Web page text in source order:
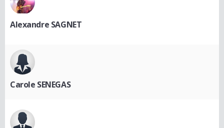
Alexandre SAGNET
Carole SENEGAS